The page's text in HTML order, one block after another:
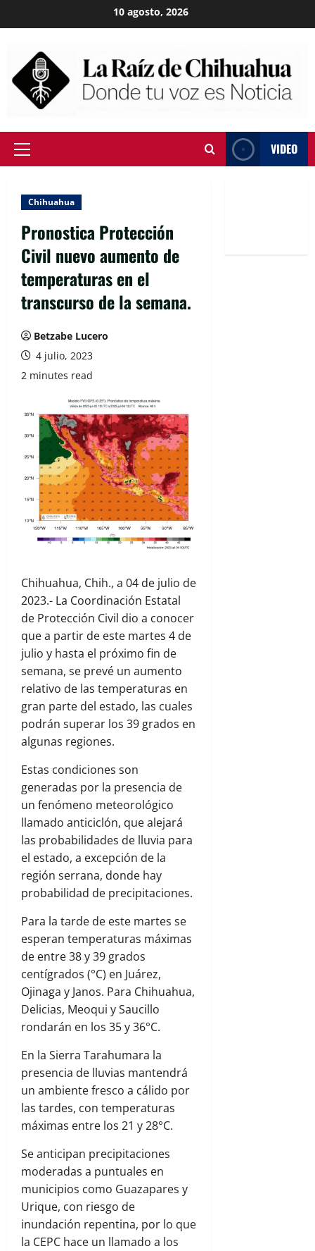
to
10 agosto, 2026
Primary
VIDEO
Chihuahua
Pronostica Protección
Civil nuevo aumento de
temperaturas en el
transcurso de la semana.
Betzabe Lucero
4 julio, 2023
2 minutes read
Chihuahua, Chih., a 04 de julio de
2023.- La Coordinación Estatal
de Protección Civil dio a conocer
que a partir de este martes 4 de
julio y hasta el próximo fin de
semana, se prevé un aumento
relativo de las temperaturas en
gran parte del estado, las cuales
podrán superar los 39 grados en
algunas regiones.
Estas condiciones son
generadas por la presencia de
un fenómeno meteorológico
llamado anticiclón, que alejará
las probabilidades de lluvia para
el estado, a excepción de la
región serrana, donde hay
probabilidad de precipitaciones.
Para la tarde de este martes se
esperan temperaturas máximas
de entre 38 y 39 grados
centígrados (°C) en Juárez,
Ojinaga y Janos. Para Chihuahua,
Delicias, Meoqui y Saucillo
rondarán en los 35 y 36°C.
En la Sierra Tarahumara la
presencia de lluvias mantendrá
un ambiente fresco a cálido por
las tardes, con temperaturas
máximas entre los 21 y 28°C.
Se anticipan precipitaciones
moderadas a puntuales en
municipios como Guazapares y
Urique, con riesgo de
inundación repentina, por lo que
la CEPC hace un llamado a los